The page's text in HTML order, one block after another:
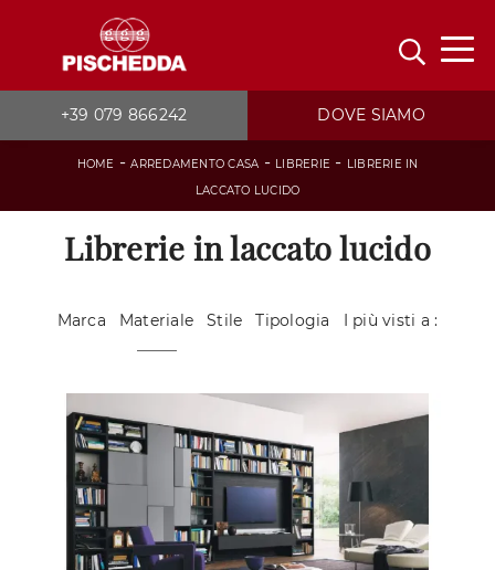
+39 079 866242 DOVE SIAMO
HOME -ARREDAMENTO CASA - LIBRERIE - LIBRERIE IN
LACCATO LUCIDO
Librerie in laccato lucido
Marca Materiale Stile Tipologia I più visti a :